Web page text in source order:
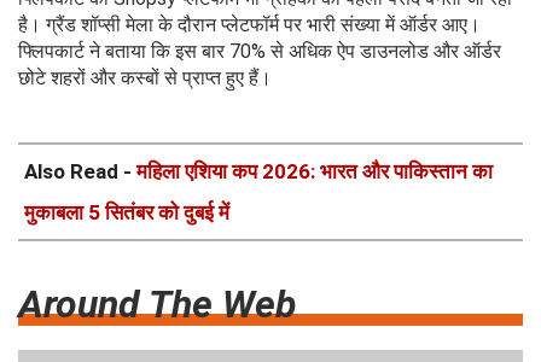
है। ग्रैंड शॉप्सी मेला के दौरान प्लेटफॉर्म पर भारी संख्या में ऑर्डर आए।
फ्लिपकार्ट ने बताया कि इस बार 70% से अधिक ऐप डाउनलोड और ऑर्डर
छोटे शहरों और कस्बों से प्राप्त हुए हैं।
Also Read -महिला एशिया कप 2026: भारत और पाकिस्तान का
मुकाबला 5 सितंबर को दुबई में
Around The Web